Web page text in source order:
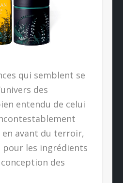
qui semblent se
des
entendu de celui
en avant du terroir,
les ingrédients
des